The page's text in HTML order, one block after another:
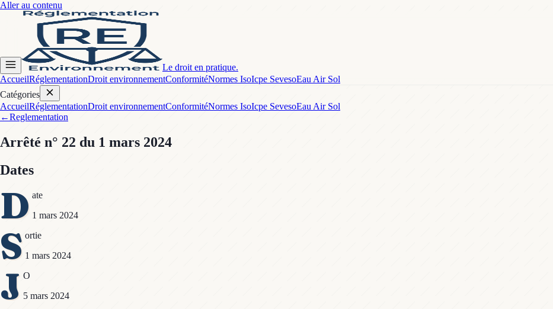
Aller au contenu
Le droit en pratique.
AccueilRéglementationDroit environnementConformitéNormes IsoIcpe SevesoEau Air Sol
Catégories
AccueilRéglementationDroit environnementConformitéNormes IsoIcpe SevesoEau Air Sol
←Reglementation
Arrêté n° 22 du 1 mars 2024
Dates
D ate
1 mars 2024
S ortie
1 mars 2024
J O
5 mars 2024